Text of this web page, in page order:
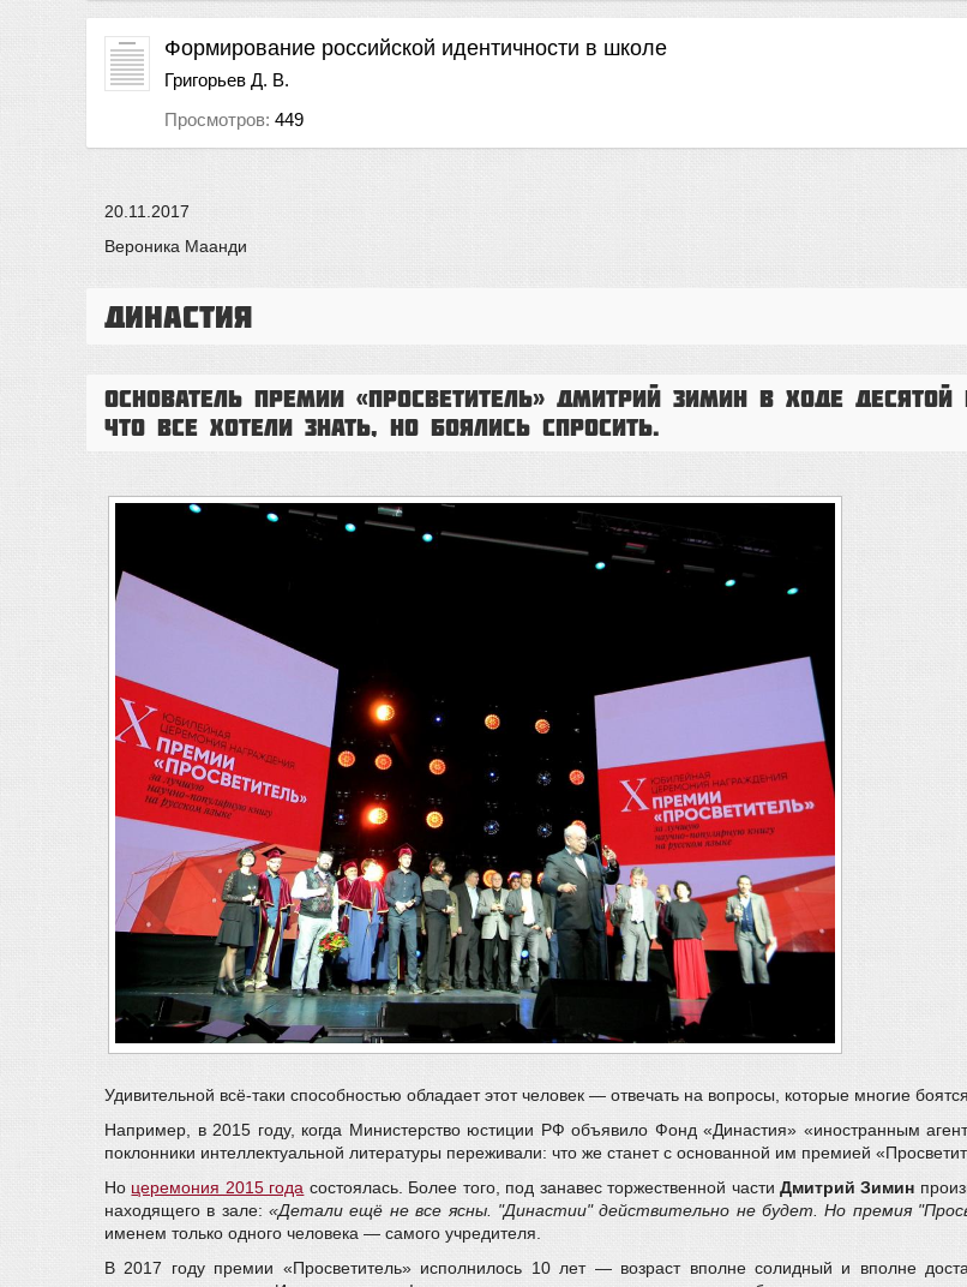
Формирование российской идентичности в школе
Григорьев Д. В.
Просмотров: 449
20.11.2017
Вероника Маанди
Династия
Основатель премии «Просветитель» Дмитрий Зимин в ходе
что все хотели знать, но боялись спросить.
Удивительной всё-таки способностью обладает этот человек — отвечать на вопросы, которые многие
Например, в 2015 году, когда Министерство юстиции РФ объявило Фонд «Династия» «иностранным
поклонники интеллектуальной литературы переживали: что же станет с основанной им премией
Но церемония 2015 года состоялась. Более того, под занавес торжественной частиДмитрий Зимин
находящего в зале:«Детали ещё не все ясны. "Династии" действительно не будет. Но премия
именем только одного человека — самого учредителя.
В 2017 году премии «Просветитель» исполнилось 10 лет — возраст вполне солидный и вполне